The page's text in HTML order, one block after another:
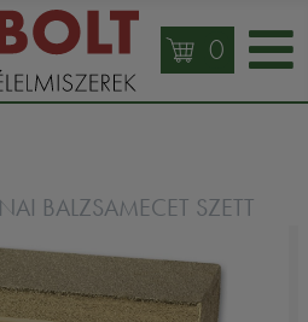
0
BALZSAMECET SZETT